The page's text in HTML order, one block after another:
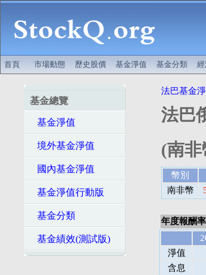
首頁 市場動態 歷史股價 基金淨值 基金分類
基金總覽
基金淨值
境外基金淨值
國內基金淨值
基金淨值行動版
基金分類
基金績效(測試版)
法巴基金
法巴
(南非
幣別
南非幣
年度報酬率
淨值
含息